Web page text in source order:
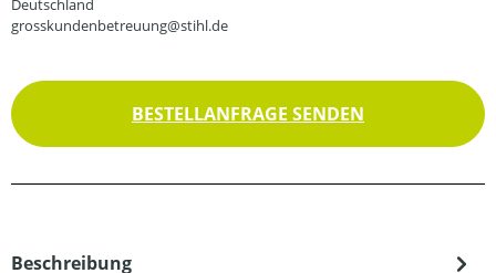
Deutschland
grosskundenbetreuung@stihl.de
BESTELLANFRAGE SENDEN
Beschreibung